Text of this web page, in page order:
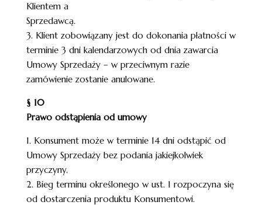
Klientem a
Sprzedawcą.
3. Klient zobowiązany jest do dokonania płatności w
terminie 3 dni kalendarzowych od dnia zawarcia
Umowy Sprzedaży – w przeciwnym razie
zamówienie zostanie anulowane.
§ 10
Prawo odstąpienia od umowy
1. Konsument może w terminie 14 dni odstąpić od
Umowy Sprzedaży bez podania jakiejkolwiek
przyczyny.
2. Bieg terminu określonego w ust. 1 rozpoczyna się
od dostarczenia produktu Konsumentowi.